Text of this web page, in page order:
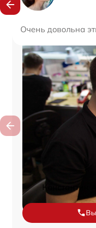
Очень довольна
Константин